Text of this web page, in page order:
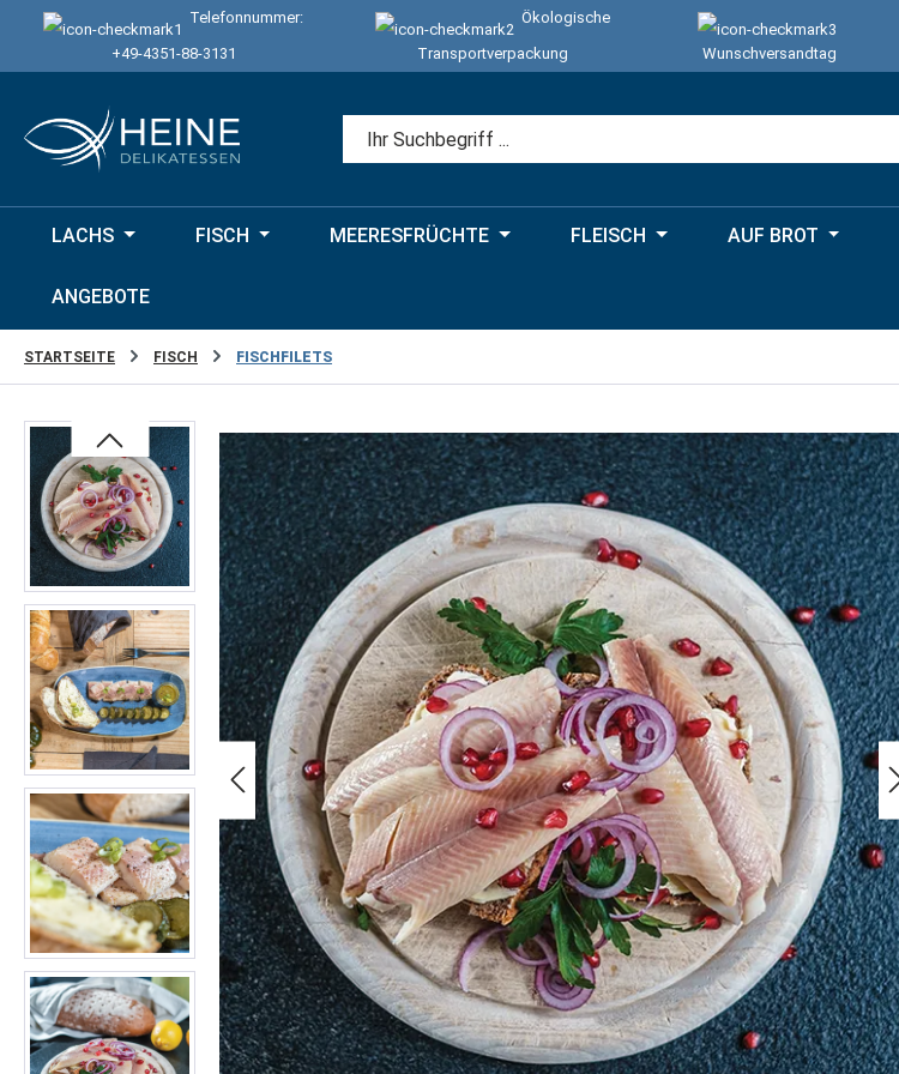
Hauptinhalt springen
Zur Suche springen
Zur Hauptnavigation springen
Telefonnummer:
+49-4351-88-3131
Ökologische
Transportverpackung
Wunschversandtag
LACHS FISCH MEERESFRÜCHTE FLEISCH AUF BROT
ANGEBOTE
STARTSEITE FISCH FISCHFILETS
Bildergalerie überspringen